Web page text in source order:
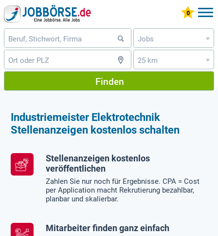
Jobs »
25 km »
Finden
Industriemeister Elektrotechnik
Stellenanzeigen kostenlos schalten
Stellenanzeigen kostenlos
veröffentlichen
Zahlen Sie nur noch für Ergebnisse. CPA = Cost
per Application macht Rekrutierung bezahlbar,
planbar und skalierbar.
Mitarbeiter finden ganz einfach